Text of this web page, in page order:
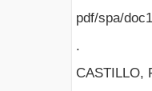
pdf/spa/
.
CASTILLO,